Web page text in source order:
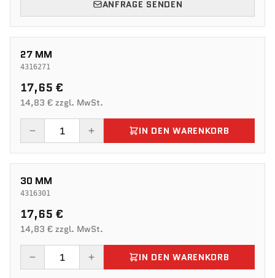
ANFRAGE SENDEN
27 MM
4316271
17,65 €
14,83 € zzgl. MwSt.
IN DEN WARENKORB
30 MM
4316301
17,65 €
14,83 € zzgl. MwSt.
IN DEN WARENKORB